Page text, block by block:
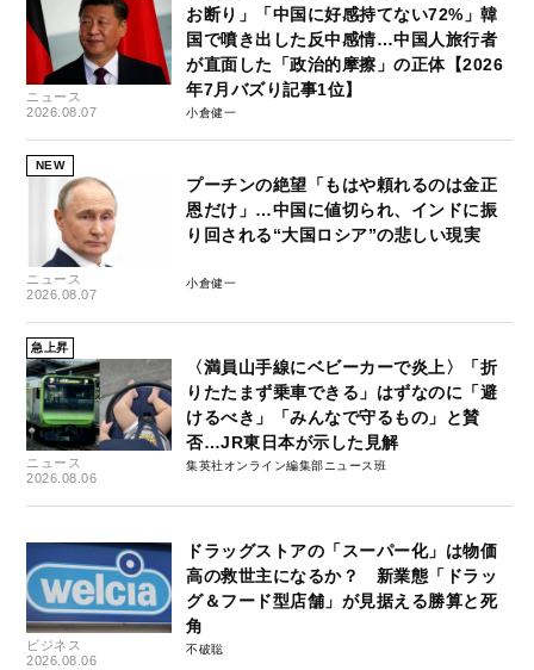
ニュース
2026.08.07
お断り」「中国に好感持てない72%」韓
国で噴き出した反中感情…中国人旅行者
が直面した「政治的摩擦」の正体【2026
年7月バズり記事1位】
小倉健一
NEW
ニュース
2026.08.07
プーチンの絶望「もはや頼れるのは金正
恩だけ」…中国に値切られ、インドに振
り回される“大国ロシア”の悲しい現実
小倉健一
急上昇
ニュース
2026.08.06
〈満員山手線にベビーカーで炎上〉「折
りたたまず乗車できる」はずなのに「避
けるべき」「みんなで守るもの」と賛
否…JR東日本が示した見解
集英社オンライン編集部ニュース班
ビジネス
2026.08.06
ドラッグストアの「スーパー化」は物価
高の救世主になるか？ 新業態「ドラッ
グ＆フード型店舗」が見据える勝算と死
角
不破聡